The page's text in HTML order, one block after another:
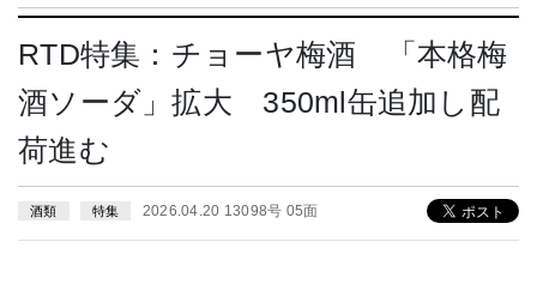
RTD特集：チョーヤ梅酒 「本格梅
酒ソーダ」拡大 350ml缶追加し配
荷進む
酒類 特集 2026.04.20 13098号 05面